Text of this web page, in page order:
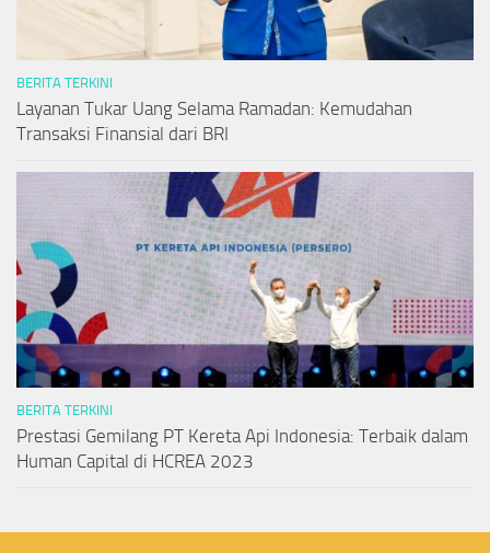
BERITA TERKINI
Layanan Tukar Uang Selama Ramadan: Kemudahan
Transaksi Finansial dari BRI
BERITA TERKINI
Prestasi Gemilang PT Kereta Api Indonesia: Terbaik dalam
Human Capital di HCREA 2023